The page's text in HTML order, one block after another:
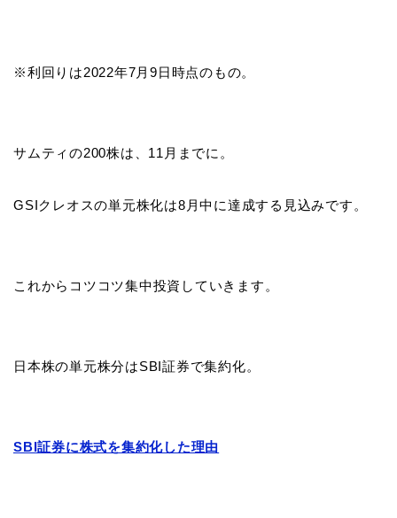
※利回りは2022年7月9日時点のもの。
サムティの200株は、11月までに。
GSIクレオスの単元株化は8月中に達成する見込みです。
これからコツコツ集中投資していきます。
日本株の単元株分はSBI証券で集約化。
SBI証券に株式を集約化した理由